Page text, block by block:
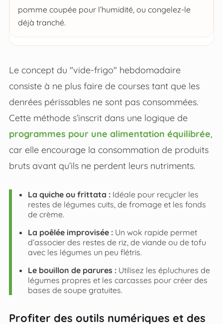
pomme coupée pour l’humidité, ou congelez-le
déjà tranché.
Le concept du "vide-frigo" hebdomadaire
consiste à ne plus faire de courses tant que les
denrées périssables ne sont pas consommées.
Cette méthode s’inscrit dans une logique de
programmes pour une alimentation équilibrée
car elle encourage la consommation de produits
bruts avant qu’ils ne perdent leurs nutriments.
La quiche ou frittata :Idéale pour recycler les
restes de légumes cuits, de fromage et les fonds
de crème.
La poêlée improvisée :Un wok rapide permet
d’associer des restes de riz, de viande ou de tofu
avec les légumes un peu flétris.
Le bouillon de parures :Utilisez les épluchures de
légumes propres et les carcasses pour créer des
bases de soupe gratuites.
Profiter des outils numériques et des